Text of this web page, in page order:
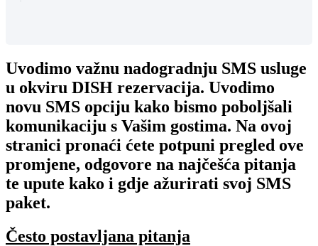
Uvodimo važnu nadogradnju SMS usluge
u okviru DISH rezervacija. Uvodimo
novu SMS opciju kako bismo poboljšali
komunikaciju s Vašim gostima. Na ovoj
stranici pronaći ćete potpuni pregled ove
promjene, odgovore na najčešća pitanja
te upute kako i gdje ažurirati svoj SMS
paket.
Često postavljana pitanja